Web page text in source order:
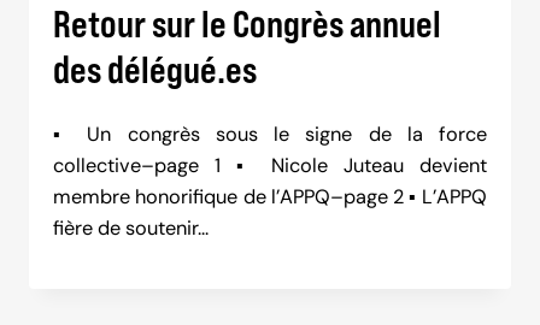
Retour sur le Congrès annuel
des délégué.es
▪ Un congrès sous le signe de la force
collective–page 1 ▪ Nicole Juteau devient
membre honorifique de l’APPQ–page 2 ▪ L’APPQ
fière de soutenir…